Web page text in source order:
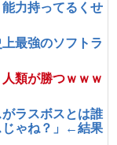
能力持ってるくせ
最強のソフトラ
類が勝つｗｗｗ
がラスボスとは誰
じゃね？」←結果